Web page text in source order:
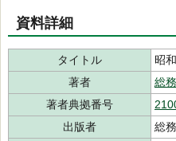
資料詳細
タイトル
昭
著者
総
著者典拠番号
出版者
総